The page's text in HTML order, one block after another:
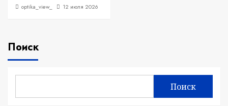
optika_view_ 12 июля 2026
Поиск
Поиск